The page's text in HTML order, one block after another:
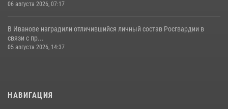
06 августа 2026, 07:17
В Иванове наградили отличившийся личный состав Росгвардии в
связи с пр...
05 августа 2026, 14:37
НАВИГАЦИЯ